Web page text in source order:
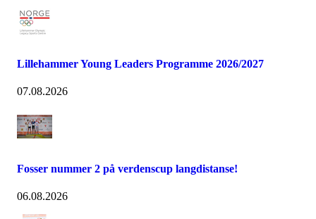
Lillehammer Young Leaders Programme 2026/2027
07.08.2026
Fosser nummer 2 på verdenscup langdistanse!
06.08.2026